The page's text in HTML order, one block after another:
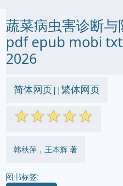
蔬菜病虫害诊断
pdf epub mobi
2026
简体网页||繁体网页
☆☆☆☆☆
韩秋萍，王本辉 著
图书标签: